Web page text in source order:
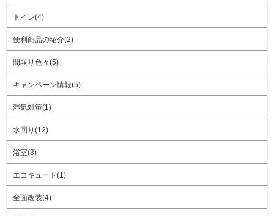
トイレ(4)
便利商品の紹介(2)
間取り色々(5)
キャンペーン情報(5)
湿気対策(1)
水回り(12)
浴室(3)
エコキュート(1)
全面改装(4)